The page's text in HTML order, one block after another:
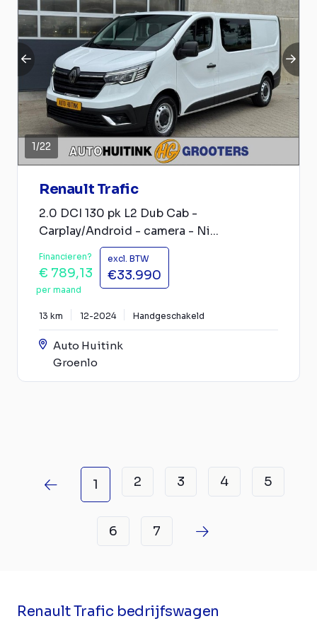
1/22
Renault Trafic
2.0 DCI 130 pk L2 Dub Cab -
Carplay/Android - camera - Ni...
Financieren?
€ 789,13
per maand
excl. BTW
€33.990
13 km 12-2024 Handgeschakeld
Auto Huitink
Groenlo
1 2 3 4 5
6 7
Renault Trafic bedrijfswagen